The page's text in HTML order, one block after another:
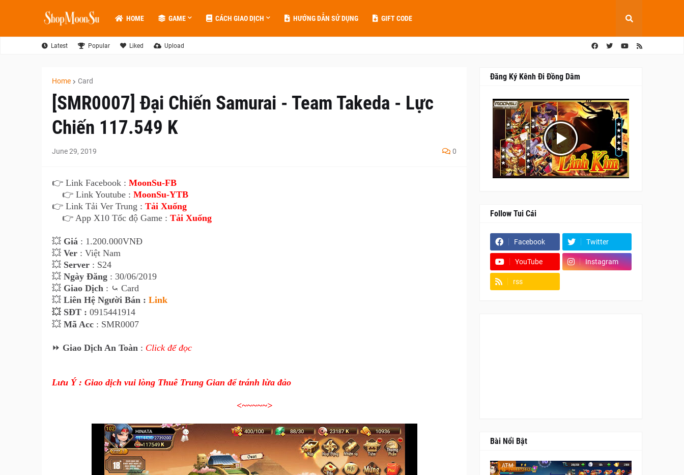
HOME GAME CÁCH GIAO DỊCH HƯỚNG DẪN SỬ DỤNG GIFT CODE
Latest Popular Liked Upload
Home Card
[SMR0007] Đại Chiến Samurai - Team Takeda - Lực
Chiến 117.549 K
June 29, 2019 0
👉 Link Facebook : MoonSu-FB
👉 Link Youtube : MoonSu-YTB
👉 Link Tải Ver Trung : Tải Xuống
👉 App X10 Tốc độ Game : Tải Xuống
💥 Giá : 1.200.000VNĐ
💥 Ver : Việt Nam
💥 Server : S24
💥 Ngày Đăng : 30/06/2019
💥 Giao Dịch : ⤿ Card
💥 Liên Hệ Người Bán : Link
💥 SĐT : 0915441914
💥 Mã Acc : SMR0007
⏩ Giao Dịch An Toàn : Click để đọc
Lưu Ý : Giao dịch vui lòng Thuê Trung Gian để tránh lừa đảo
<~~~~~>
Đăng Ký Kênh Đi Đồng Dâm
Follow Tui Cái
Facebook Twitter
YouTube Instagram
rss
Bài Nổi Bật
ATM